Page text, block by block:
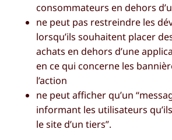
consommateurs en dehors
ne peut pas restreindre les
lorsqu’ils souhaitent placer
achats en dehors d’une
en ce qui concerne les
l’action
ne peut afficher qu’un
informant les utilisateurs
le site d’un tiers”.